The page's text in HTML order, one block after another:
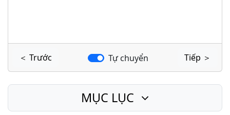
＜ Trước Tự chuyển Tiếp ＞
MỤC LỤC